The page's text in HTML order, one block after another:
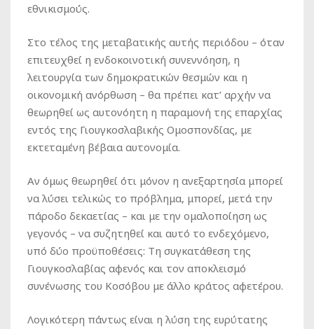
εθνικισμούς.
Στο τέλος της μεταβατικής αυτής περιόδου – όταν
επιτευχθεί η ενδοκοινοτική συνεννόηση, η
λειτουργία των δημοκρατικών θεσμών και η
οικονομική ανόρθωση – θα πρέπει κατ’ αρχήν να
θεωρηθεί ως αυτονόητη η παραμονή της επαρχίας
εντός της Γιουγκοσλαβικής Ομοσπονδίας, με
εκτεταμένη βέβαια αυτονομία.
Αν όμως θεωρηθεί ότι μόνον η ανεξαρτησία μπορεί
να λύσει τελικώς το πρόβλημα, μπορεί, μετά την
πάροδο δεκαετίας – και με την ομαλοποίηση ως
γεγονός – να συζητηθεί και αυτό το ενδεχόμενο,
υπό δύο προϋποθέσεις: Τη συγκατάθεση της
Γιουγκοσλαβίας αφενός και τον αποκλεισμό
συνένωσης του Κοσόβου με άλλο κράτος αφετέρου.
Λογικότερη πάντως είναι η λύση της ευρύτατης